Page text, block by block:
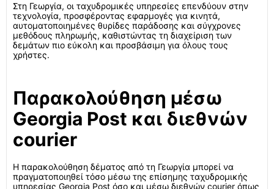
Στη Γεωργία, οι ταχυδρομικές υπηρεσίες επενδύουν στην
τεχνολογία, προσφέροντας εφαρμογές για κινητά,
αυτοματοποιημένες θυρίδες παράδοσης και σύγχρονες
μεθόδους πληρωμής, καθιστώντας τη διαχείριση των
δεμάτων πιο εύκολη και προσβάσιμη για όλους τους
χρήστες.
Παρακολούθηση μέσω
Georgia Post και διεθνών
courier
Η παρακολούθηση δέματος από τη Γεωργία μπορεί να
πραγματοποιηθεί τόσο μέσω της επίσημης ταχυδρομικής
υπηρεσίας Georgia Post όσο και μέσω διεθνών courier όπως